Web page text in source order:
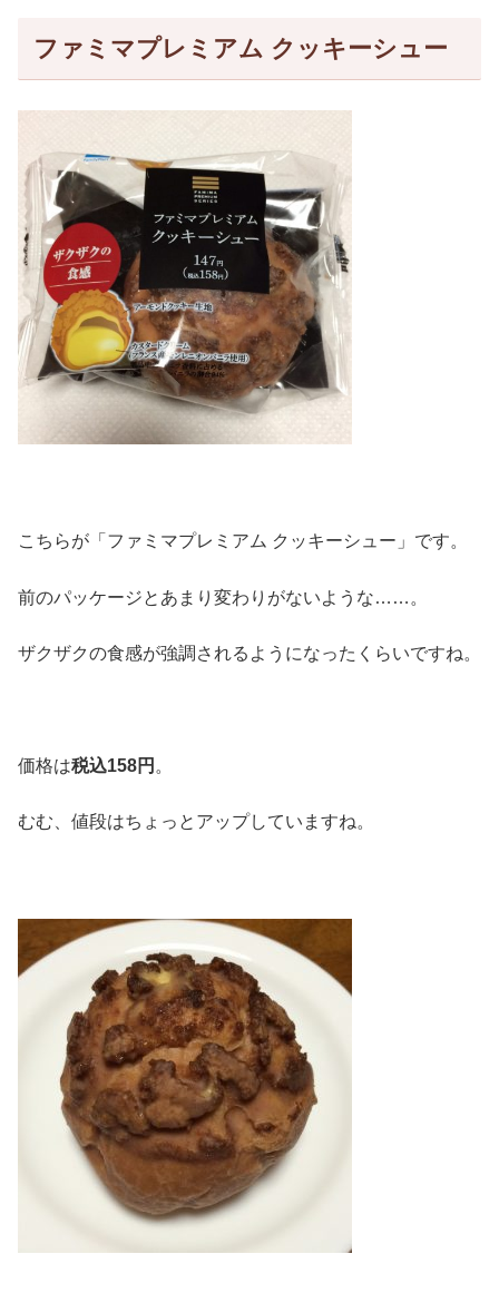
ファミマプレミアム クッキーシュー
こちらが「ファミマプレミアム クッキーシュー」です。
前のパッケージとあまり変わりがないような……。
ザクザクの食感が強調されるようになったくらいですね。
価格は税込158円 。
むむ、値段はちょっとアップしていますね。